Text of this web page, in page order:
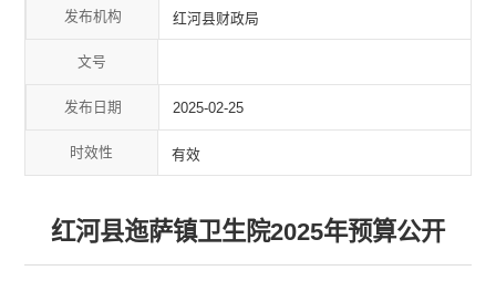
发布机构 红河县财政局
文号
发布日期 2025-02-25
时效性 有效
红河县迤萨镇卫生院2025年预算公开